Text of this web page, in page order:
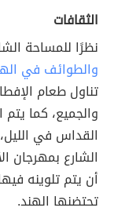
الثقافات
نظرًا للمساحة
والطوائف في
تناول طعام
والجميع، كما يتم
القداس في
الشارع بمهرجان
أن يتم تلوينه
تحتضنها الهند.